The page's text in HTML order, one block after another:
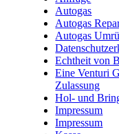
Autogas
Autogas
Autogas
Echtheit von
Eine Venturi
Zulassung
Hol- und
Impressum
Impressum